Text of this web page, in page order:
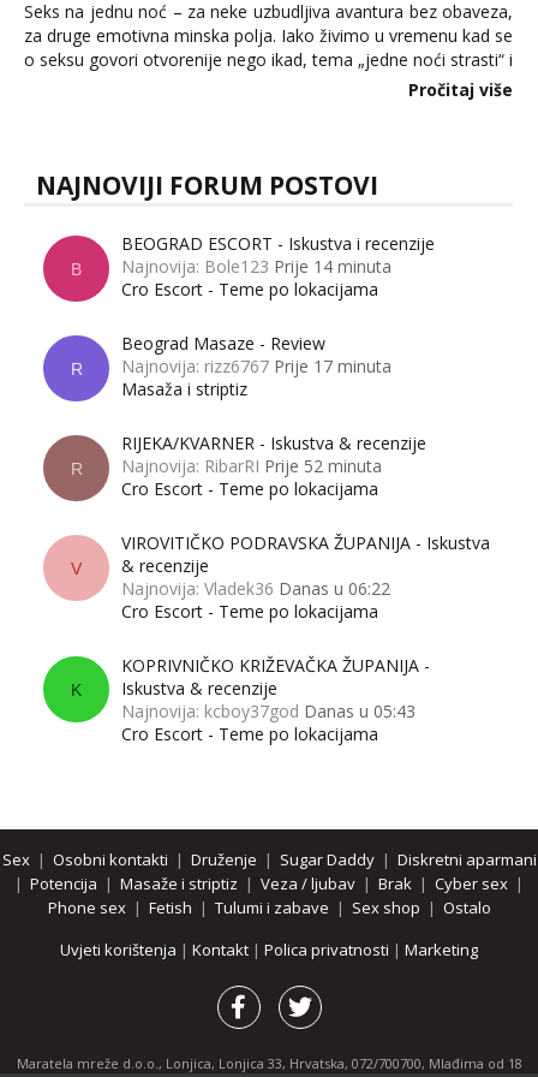
Seks na jednu noć – za neke uzbudljiva avantura bez obaveza,
za druge emotivna minska polja. Iako živimo u vremenu kad se
o seksu govori otvorenije nego ikad, tema „jedne noći strasti“ i
dalje izaziva burne rasprave. Što zapravo misle žene, a što
Pročitaj više
NAJNOVIJI FORUM POSTOVI
B
BEOGRAD ESCORT - Iskustva i recenzije
Najnovija: Bole123 Prije 14 minuta
Cro Escort - Teme po lokacijama
R
Beograd Masaze - Review
Najnovija: rizz6767 Prije 17 minuta
Masaža i striptiz
R
RIJEKA/KVARNER - Iskustva & recenzije
Najnovija: RibarRI Prije 52 minuta
Cro Escort - Teme po lokacijama
V
VIROVITIČKO PODRAVSKA ŽUPANIJA - Iskustva
& recenzije
Najnovija: Vladek36 Danas u 06:22
Cro Escort - Teme po lokacijama
K
KOPRIVNIČKO KRIŽEVAČKA ŽUPANIJA -
Iskustva & recenzije
Najnovija: kcboy37god Danas u 05:43
Cro Escort - Teme po lokacijama
Sex| Osobni kontakti | Druženje | Sugar Daddy| Diskretni aparmani
| Potencija | Masaže i striptiz | Veza / ljubav | Brak | Cyber sex |
Phone sex| Fetish | Tulumi i zabave | Sex shop | Ostalo
Uvjeti korištenja | Kontakt | Polica privatnosti | Marketing
Maratela mreže d.o.o., Lonjica, Lonjica 33, Hrvatska, 072/700700, Mlađima od 18